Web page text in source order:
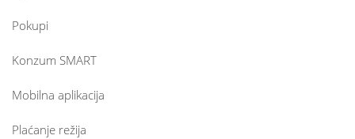
Pokupi
Konzum SMART
Mobilna aplikacija
Plaćanje režija